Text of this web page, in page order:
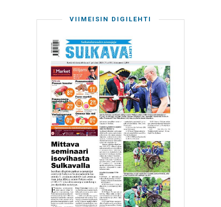
VIIMEISIN DIGILEHTI